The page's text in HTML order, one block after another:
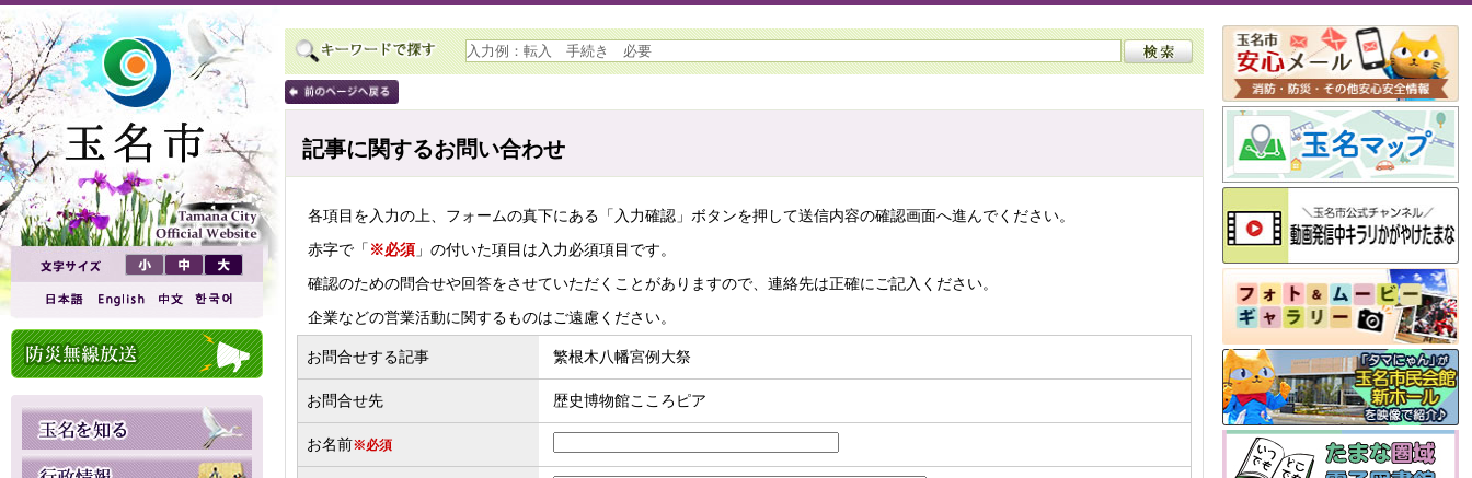
記事に関するお問い合わせ
各項目を入力の上、フォームの真下にある「入力確認」ボタンを押して送信内容の確認画面へ進んでください。
赤字で「 ※必須 」の付いた項目は入力必須項目です。
確認のための問合せや回答をさせていただくことがありますので、連絡先は正確にご記入ください。
企業などの営業活動に関するものはご遠慮ください。
お問合せする記事 繁根木八幡宮例大祭
お問合せ先 歴史博物館こころピア
お名前※必須